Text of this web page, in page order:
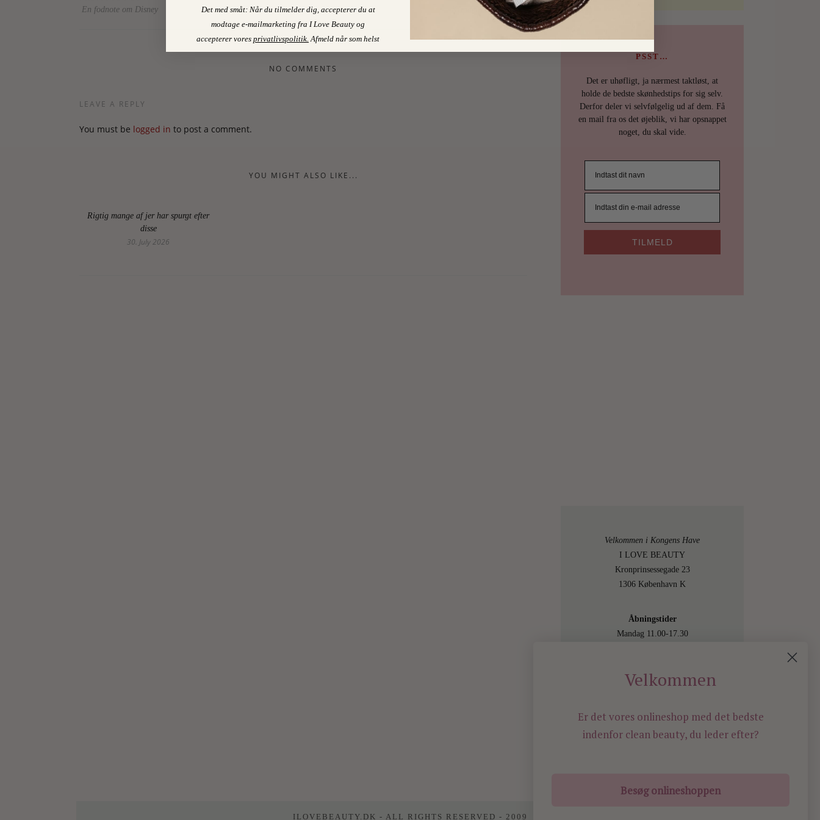
En fodnote om Disney Kvinder er som egern
NO COMMENTS
LEAVE A REPLY
You must be logged in to post a comment.
YOU MIGHT ALSO LIKE...
Rigtig mange af jer har spurgt efter
disse
30. July 2026
PSST…
Det er uhøfligt, ja nærmest taktløst, at
holde de bedste skønhedstips for sig selv.
Derfor deler vi selvfølgelig ud af dem. Få
en mail fra os det øjeblik, vi har opsnappet
noget, du skal vide.
TILMELD
Velkommen i Kongens Have
I LOVE BEAUTY
Kronprinsessegade 23
1306 København K
Åbningstider
Mandag 11.00-17.30
Torsdag 11.00-17.30
Besøg os også online på
shop.ilovebeauty.dk
ILOVEBEAUTY.DK - ALL RIGHTS RESERVED - 2009
Velkommen
Er det vores onlineshop med det bedste
indenfor clean beauty, du leder efter?
Besøg onlineshoppen
Det med småt: Når du tilmelder dig, accepterer du at
modtage e-mailmarketing fra I Love Beauty og
accepterer vores privatlivspolitik Afmeld når som helst